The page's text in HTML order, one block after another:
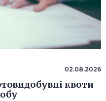
02.08.2026
квоти